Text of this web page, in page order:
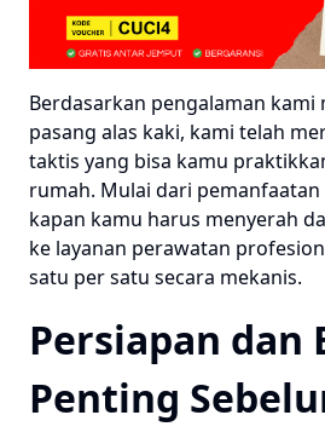
Berdasarkan pengalaman
pasang alas kaki, kami telah
taktis yang bisa kamu
rumah. Mulai dari
kapan kamu harus menyerah
ke layanan perawatan
satu per satu secara mekanis.
Persiapan dan
Penting